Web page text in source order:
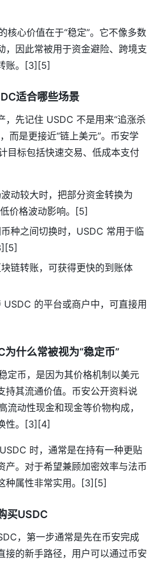
核心价值在于“稳定”。它不像多数
，因此常被用于资金避险、跨境支
账。[3][5]
适合哪些场景
，先记住 USDC 不是用来“追涨杀
而是更接近“链上美元”。币安学
目标包括快速交易、低成本支付
动较大时，把部分资金转换为
价格波动影响。[5]
币种之间切换时，USDC 常用于临
链转账，可获得更快的到账体
USDC 的平台或商户中，可直接用
什么常被视为“稳定币”
定币，是因为其价格机制以美元
持其流通价值。币安公开资料说
流动性现金和现金等价物构成，
性。[3][4]
时，通常是在持有一种更贴
产。对于希望兼顾加密效率与法币
种属性非常实用。[3][5]
买USDC
，第一步通常是先在币安完成
接的新手路径，用户可以通过币安